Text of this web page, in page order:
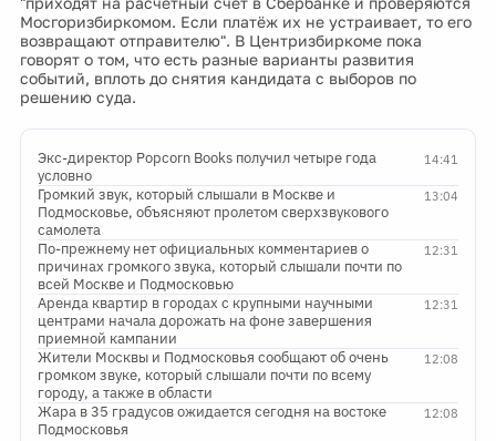
Мосгоризбиркомом. Если платёж их не устраивает, то его
возвращают отправителю". В Центризбиркоме пока
говорят о том, что есть разные варианты развития
событий, вплоть до снятия кандидата с выборов по
решению суда.
14:41
Экс-директор Popcorn Books получил четыре года
условно
13:04
Громкий звук, который слышали в Москве и
Подмосковье, объясняют пролетом сверхзвукового
самолета
12:31
По-прежнему нет официальных комментариев о
причинах громкого звука, который слышали почти по
всей Москве и Подмосковью
12:31
Аренда квартир в городах с крупными научными
центрами начала дорожать на фоне завершения
приемной кампании
12:08
Жители Москвы и Подмосковья сообщают об очень
громком звуке, который слышали почти по всему
городу, а также в области
12:08
Жара в 35 градусов ожидается сегодня на востоке
Подмосковья